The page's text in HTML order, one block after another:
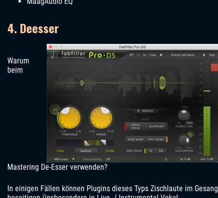
4. Deesser
Warum
beim
Mastering De-Esser verwenden?
In einigen Fällen können Plugins dieses Typs Zischlaute im Gesang